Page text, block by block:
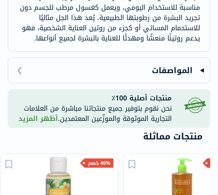
مناسبة للاستخدام اليومي، ويعمل كغسول مرطب للجسم دون
تجريد البشرة من رطوبتها الطبيعية. يُعد هذا الجل مثاليًا
للاستحمام المسائي أو كجزء من روتين العناية الشخصية، فهو
يدعم روتينًا منعشًا ومهدئًا للعناية بالبشرة لجميع أنواعها.
المواصفات
منتجات أصلية 100٪
نحن نقوم بتوفير جميع منتجاتنا مباشرة من العلامات
التجارية الموثوقة والموزّعين المعتمدين.أظهر المزيد
منتجات مماثلة
40% خصم